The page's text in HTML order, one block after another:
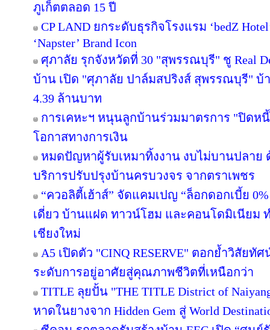
ภูเก็ตตลอด 15 ปี
CP LAND ยกระดับธุรกิจโรงแรม ‘bedZ
‘Napster’ Brand Icon
ศุภาลัย รุกจังหวัดที่ 30 "สุพรรณบุรี" ชู Real
บ้าน เปิด "ศุภาลัย ปาล์มสปริงส์ สุพรรณบุรี" บ้
4.39 ล้านบาท
การเคหะฯ หนุนลูกบ้านร่วมมาตรการ "ปิดห
โอกาสทางการเงิน
หมดปัญหาผู้รับเหมาทิ้งงาน งบไม่บานปลาย ด้
บริการปรับปรุงบ้านครบวงจร จากตราเพชร
“ควอลิตี้เฮ้าส์” จัดแคมเปญ “ล็อกดอกเบี้ย
เดี่ยว บ้านแฝด ทาวน์โฮม และคอนโดมิเนียม
เชียงใหม่
A5 เปิดตัว "CINQ RESERVE" ตอกย้ำวิสัยทัศ
ระดับการอยู่อาศัยสู่คุณภาพชีวิตที่เหนือกว่า
TITLE ลุยปั้น "THE TITLE District of
หาดในยางจาก Hidden Gem สู่ World